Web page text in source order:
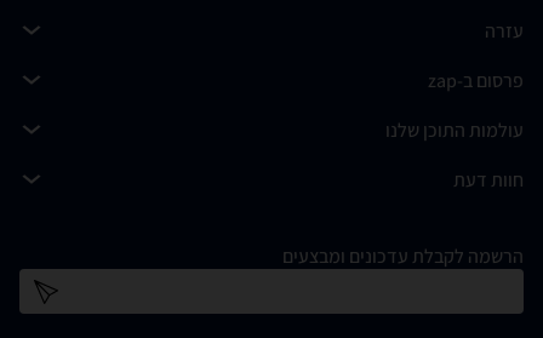
עזרה
פרסום ב-zap
עולמות התוכן שלנו
חוות דעת
הרשמה לקבלת עדכונים ומבצעים